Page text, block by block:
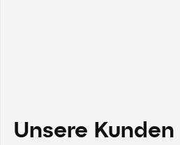
Unsere Kunden